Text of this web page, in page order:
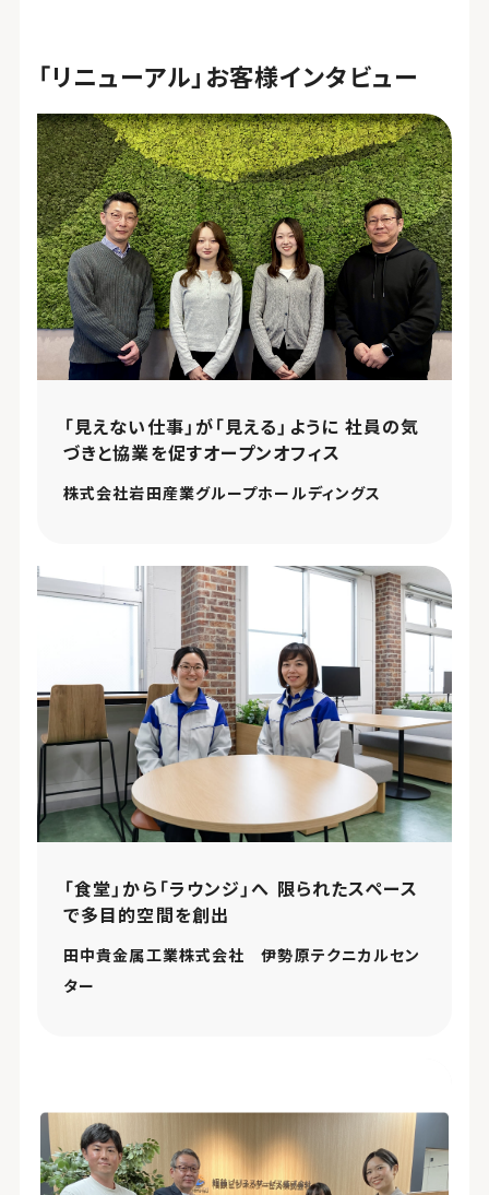
「リニューアル」お客様インタビュー
「見えない仕事」が「見える」ように 社員の気
づきと協業を促すオープンオフィス
株式会社岩田産業グループホールディングス
「食堂」から「ラウンジ」へ 限られたスペース
で多目的空間を創出
田中貴金属工業株式会社 伊勢原テクニカルセン
ター